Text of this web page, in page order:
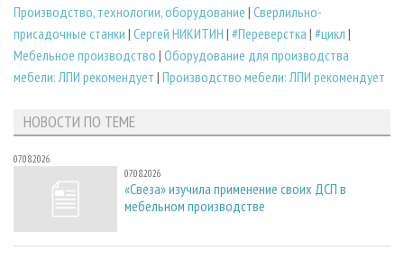
Производство, технологии, оборудование | Сверлильно-
присадочные станки | Сергей НИКИТИН | #Переверстка | #цикл |
Мебельное производство | Оборудование для производства
мебели: ЛПИ рекомендует | Производство мебели: ЛПИ рекомендует
НОВОСТИ ПО ТЕМЕ
07.08.2026
07.08.2026
«Свеза» изучила применение своих ДСП в
мебельном производстве